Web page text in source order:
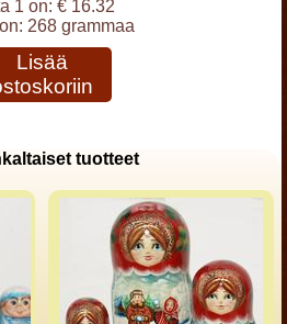
1 on: € 16.32
268 grammaa
Lisää
tuotteet